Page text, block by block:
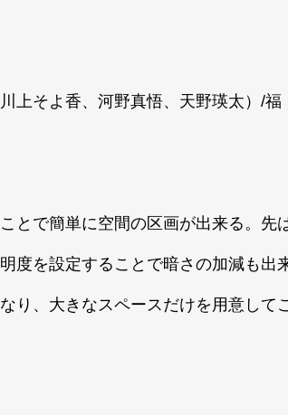
上そよ香、河野真悟、天野瑛太）/福
とで簡単に空間の区画が出来る。先
度を設定することで暗さの加減も出
り、大きなスペースだけを用意して